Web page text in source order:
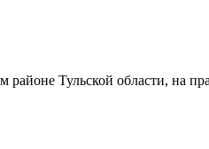
Тульской области, на